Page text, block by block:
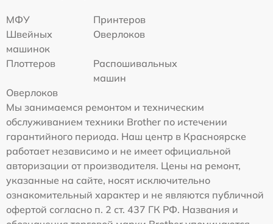
МФУ
Принтеров
Швейных
машинок
Оверлоков
Плоттеров
Распошивальных
машин
Оверлоков
Мы занимаемся ремонтом и техническим
обслуживанием техники Brother по истечении
гарантийного периода. Наш центр в Красноярске
работает независимо и не имеет официальной
авторизации от производителя. Цены на ремонт,
указанные на сайте, носят исключительно
ознакомительный характер и не являются публичной
офертой согласно п. 2 ст. 437 ГК РФ. Названия и